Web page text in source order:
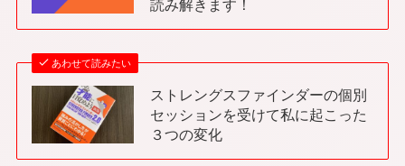
読み解きます！
あわせて読みたい
ストレングスファインダーの個別
セッションを受けて私に起こった
３つの変化